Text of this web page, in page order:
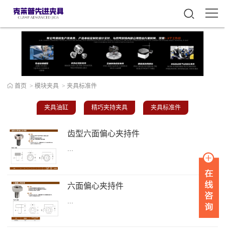
首页 > 模块夹具 > 夹具标准件
夹具油缸 精巧夹持夹具 夹具标准件
齿型六面偏心夹持件
...
六面偏心夹持件